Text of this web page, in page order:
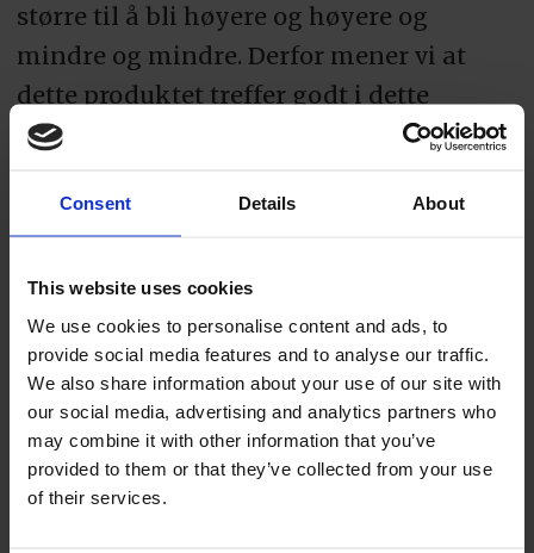
Consent Details About
This website uses cookies
We use cookies to personalise content and ads, to
provide social media features and to analyse our traffic.
We also share information about your use of our site with
our social media, advertising and analytics partners who
may combine it with other information that you’ve
provided to them or that they’ve collected from your use
of their services.
større til å bli høyere og høyere og
mindre og mindre. Derfor mener vi at
dette produktet treffer godt i dette
markedet, sier Lauritzen.
Lantmännen Unibake har nå 28 ulike pølse-